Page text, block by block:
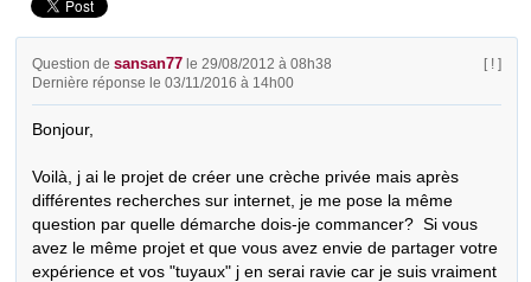
Question desansan77 le 29/08/2012 à 08h38
Dernière réponse le 03/11/2016 à 14h00
[ ! ]
Bonjour,
Voilà, j ai le projet de créer une crèche privée mais après
différentes recherches sur internet, je me pose la même
question par quelle démarche dois-je commancer?  Si vous
avez le même projet et que vous avez envie de partager votre
expérience et vos "tuyaux" j en serai ravie car je suis vraiment